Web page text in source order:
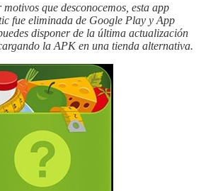
motivos que desconocemos, esta app
fue eliminada de Google Play y App
disponer de la última actualización
la APK en una tienda alternativa.